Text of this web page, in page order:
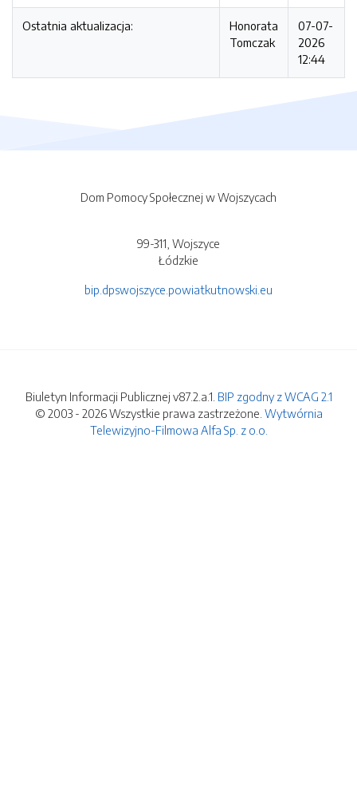
Ostatnia aktualizacja:
Honorata
Tomczak
07-07-
2026
12:44
Dom Pomocy Społecznej w Wojszycach
99-311, Wojszyce
Łódzkie
bip.dpswojszyce.powiatkutnowski.eu
Biuletyn Informacji Publicznej v87.2.a.1. BIP zgodny z WCAG 2.1
© 2003 - 2026 Wszystkie prawa zastrzeżone. Wytwórnia
Telewizyjno-Filmowa Alfa Sp. z o.o.